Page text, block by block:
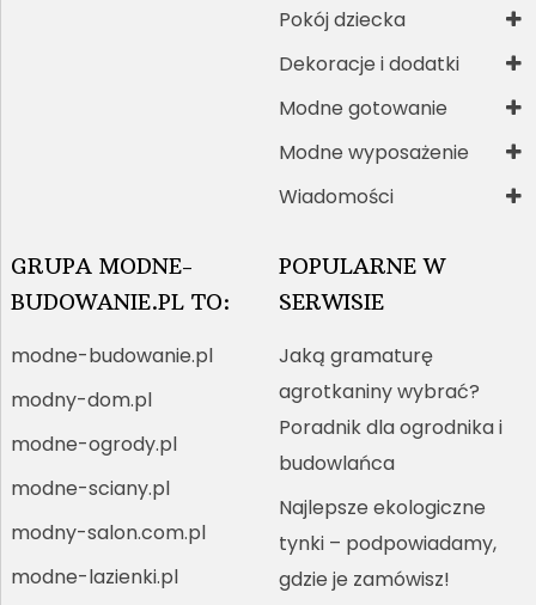
Pokój dziecka
Dekoracje i dodatki
Modne gotowanie
Modne wyposażenie
Wiadomości
GRUPA MODNE-
BUDOWANIE.PL TO:
modne-budowanie.pl
modny-dom.pl
modne-ogrody.pl
modne-sciany.pl
modny-salon.com.pl
modne-lazienki.pl
POPULARNE W
SERWISIE
Jaką gramaturę
agrotkaniny wybrać?
Poradnik dla ogrodnika i
budowlańca
Najlepsze ekologiczne
tynki – podpowiadamy,
gdzie je zamówisz!